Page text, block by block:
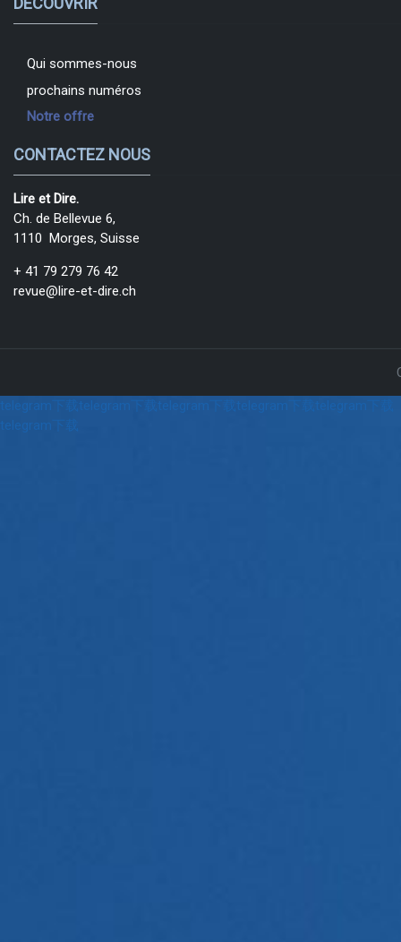
Qui sommes-nous
prochains numéros
Notre offre
CONTACTEZ NOUS
Lire et Dire.
Ch. de Bellevue 6,
1110 Morges, Suisse
+ 41 79 279 76 42
revue@lire-et-dire.ch
telegram下载telegram下载telegram下载 telegram下载 telegram下载
telegram下载